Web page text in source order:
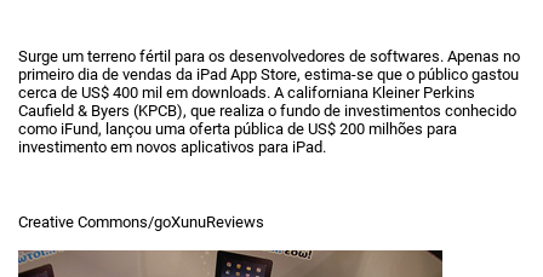
Surge um terreno fértil para os desenvolvedores de softwares. Apenas no
primeiro dia de vendas da iPad App Store, estima-se que o público gastou
cerca de US$ 400 mil em downloads. A californiana Kleiner Perkins
Caufield & Byers (KPCB), que realiza o fundo de investimentos conhecido
como iFund, lançou uma oferta pública de US$ 200 milhões para
investimento em novos aplicativos para iPad.
Creative Commons/goXunuReviews